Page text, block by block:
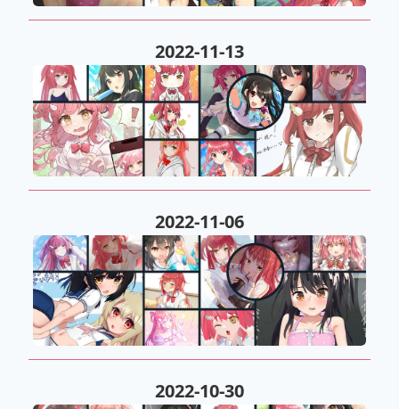
2022-11-13
2022-11-06
2022-10-30